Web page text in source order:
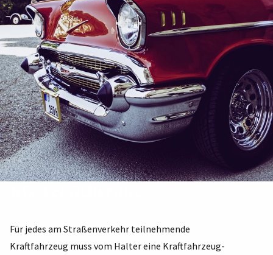
Für jedes am Straßenverkehr teilnehmende
Kraftfahrzeug muss vom Halter eine Kraftfahrzeug-